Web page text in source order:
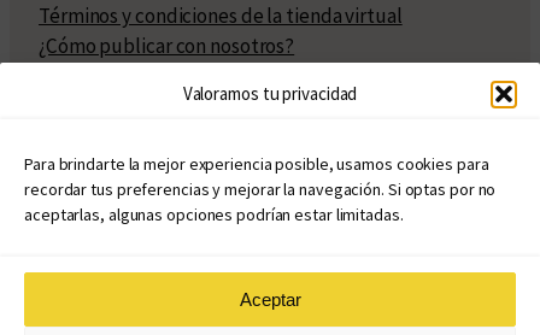
Valoramos tu privacidad
Para brindarte la mejor experiencia posible, usamos cookies para
recordar tus preferencias y mejorar la navegación. Si optas por no
aceptarlas, algunas opciones podrían estar limitadas.
Aceptar
Términos y condiciones de la tienda virtual
¿Cómo publicar con nosotros?
Políticas de publicación
Políticas de coedición
Atribuciones